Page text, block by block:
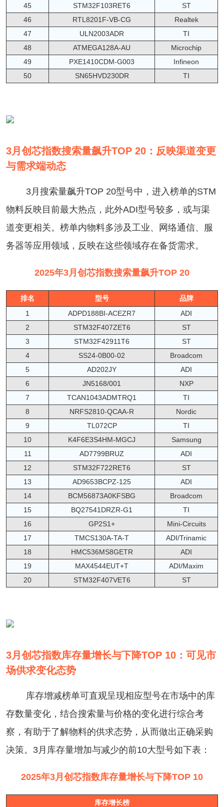
45 STM32F103RET6
ST
46
RTL8201F-VB-CG
Realtek
47
ULN2003ADR
TI
48
ATMEGA128A-AU
Microchip
49
PXE1410CDM-G003
Infineon
50
SN65HVD230DR TI
3月创芯指数搜索量飙升TOP 20：反映渠道变更
与需求端动态
3月搜索量飙升TOP 20型号中，进入榜单的STM
物料反映目前最大热点，此外ADI型号较多，或与渠
道变更相关。榜单内物料多涉及工业、网络通信、服
务器等应用领域，反映在这些领域存在备货需求。
2025年3月创芯指数搜索量飙升TOP 20
排名 型号
品牌
1
ADPD188BI-ACEZR7
ADI
2
STM32F407ZET6
ST
3
STM32F42911T6
ST
4
SS24-0B00-02
Broadcom
5
AD202JY
ADI
6
JN5168/001
NXP
7
TCAN1043ADMTRQ1
TI
8
NRFS2810-QCAA-R
Nordic
9
TL072CP
TI
10
K4F6E3S4HM-MGCJ
Samsung
11
AD7799BRUZ
ADI
12
STM32F722RET6
ST
13
AD9653BCPZ-125
ADI
14
BCM56873A0KFSBG
Broadcom
15
BQ27541DRZR-G1
TI
16
GP2S1+
Mini-Circuits
17
TMCS130A-TA-T
ADI/Trinamic
18
HMC536MS8GETR
ADI
19
MAX4544EUT+T
ADI/Maxim
20
STM32F407VET6 ST
3月创芯指数库存量增长与下降TOP 10：可见市
场供求变化态势
库存增减榜单可直观呈现相应型号在市场中的库
存数量变化，结合搜索量与价格的变化进行综合考
察，有助于了解物料的供求态势，从而做出正确采购
决策。3月库存量增加与减少的前10大型号如下表：
2025年3月创芯指数库存量增长与下降TOP 10
库存增长榜